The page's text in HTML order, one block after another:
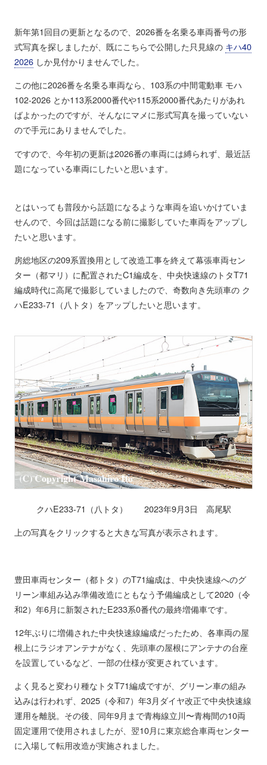
新年第1回目の更新となるので、2026番を名乗る車両番号の形
式写真を探しましたが、既にこちらで公開した只見線の キハ40
2026しか見付かりませんでした。
この他に2026番を名乗る車両なら、103系の中間電動車 モハ
102-2026 とか113系2000番代や115系2000番代あたりがあれ
ばよかったのですが、そんなにマメに形式写真を撮っていない
ので手元にありませんでした。
ですので、今年初の更新は2026番の車両には縛られず、最近話
題になっている車両にしたいと思います。
とはいっても普段から話題になるような車両を追いかけていま
せんので、今回は話題になる前に撮影していた車両をアップし
たいと思います。
房総地区の209系置換用として改造工事を終えて幕張車両セン
ター（都マリ）に配置されたC1編成を、中央快速線のトタT71
編成時代に高尾で撮影していましたので、奇数向き先頭車の ク
ハE233-71（八トタ）をアップしたいと思います。
クハE233-71（八トタ） 2023年9月3日 高尾駅
上の写真をクリックすると大きな写真が表示されます。
豊田車両センター（都トタ）のT71編成は、中央快速線へのグ
リーン車組み込み準備改造にともなう予備編成として2020（令
和2）年6月に新製されたE233系0番代の最終増備車です。
12年ぶりに増備された中央快速線編成だったため、各車両の屋
根上にラジオアンテナがなく、先頭車の屋根にアンテナの台座
を設置しているなど、一部の仕様が変更されています。
よく見ると変わり種なトタT71編成ですが、グリーン車の組み
込みは行われず、2025（令和7）年3月ダイヤ改正で中央快速線
運用を離脱。その後、同年9月まで青梅線立川〜青梅間の10両
固定運用で使用されましたが、翌10月に東京総合車両センター
に入場して転用改造が実施されました。